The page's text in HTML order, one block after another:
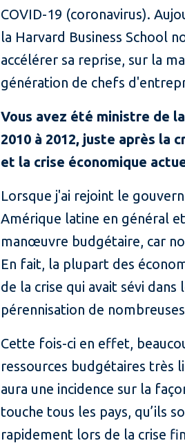
COVID-19 (coronavirus).
la Harvard Business School
accélérer sa reprise, sur la
génération de chefs
Vous avez été ministre de
2010 à 2012, juste après la
et la crise économique
Lorsque j'ai rejoint le
Amérique latine en général
manœuvre budgétaire, car
En fait, la plupart des
de la crise qui avait sévi
pérennisation de
Cette fois-ci en effet,
ressources budgétaires très
aura une incidence sur la
touche tous les pays, qu’ils
rapidement lors de la crise